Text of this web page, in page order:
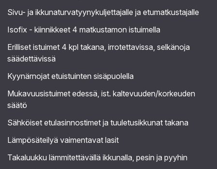
Sivu- ja ikkunaturvatyynykuljettajalle ja etumatkustajalle
Isofix - kiinnikkeet 4 matkustamon istuimella
Erilliset istuimet 4 kpl takana, irrotettavissa, selkänoja
säädettävissä
Kyynärnojat etuistuinten sisäpuolella
Mukavuusistuimet edessä, ist. kaltevuuden/korkeuden
säätö
Sähköiset etulasinnostimet ja tuuletusikkunat takana
Lämpösäteilyä vaimentavat lasit
Takaluukku lämmitettävällä ikkunalla, pesin ja pyyhin